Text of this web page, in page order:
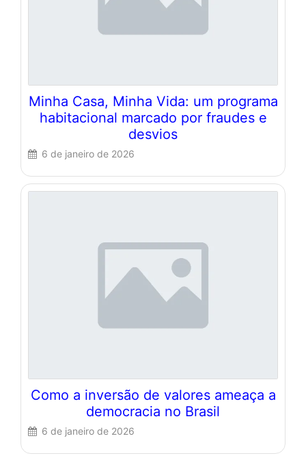
Minha Casa, Minha Vida: um programa
habitacional marcado por fraudes e
desvios
6 de janeiro de 2026
Como a inversão de valores ameaça a
democracia no Brasil
6 de janeiro de 2026